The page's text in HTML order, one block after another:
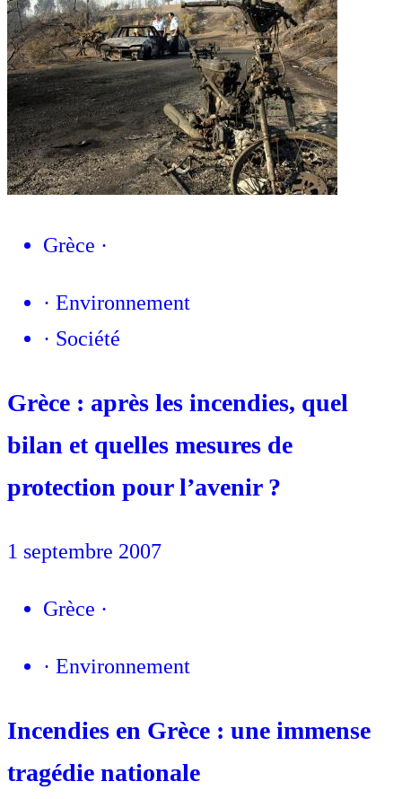
Grèce ·
· Environnement
· Société
Grèce : après les incendies, quel
bilan et quelles mesures de
protection pour l’avenir ?
1 septembre 2007
Grèce ·
· Environnement
Incendies en Grèce : une immense
tragédie nationale